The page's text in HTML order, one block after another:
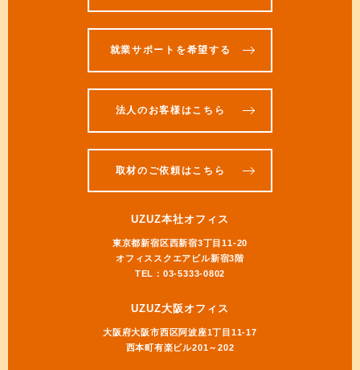
就業サポートを希望する
法人のお客様はこちら
取材のご依頼はこちら
UZUZ本社オフィス
東京都新宿区西新宿3丁目11-20
オフィススクエアビル新宿3階
TEL：03-5333-0802
UZUZ大阪オフィス
大阪府大阪市西区阿波座1丁目11-17
西本町有楽ビル201～202